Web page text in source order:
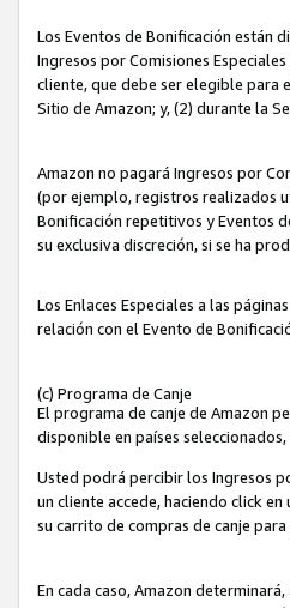
Los Eventos de Bonificación están
Ingresos por Comisiones
cliente, que debe ser elegible para
Sitio de Amazon; y, (2) durante la
Amazon no pagará Ingresos por
(por ejemplo, registros realizados
Bonificación repetitivos y Eventos
su exclusiva discreción, si se ha
Los Enlaces Especiales a las
relación con el Evento de
(c) Programa de Canje
El programa de canje de Amazon
disponible en países
Usted podrá percibir los Ingresos
un cliente accede, haciendo click
su carrito de compras de canje
En cada caso, Amazon